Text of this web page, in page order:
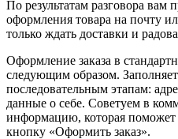
По результатам разговора вам
оформления товара на почту
только ждать доставки и
Оформление заказа в
следующим образом.
последовательным этапам:
данные о себе. Советуем в
информацию, которая
кнопку «Оформить заказ».